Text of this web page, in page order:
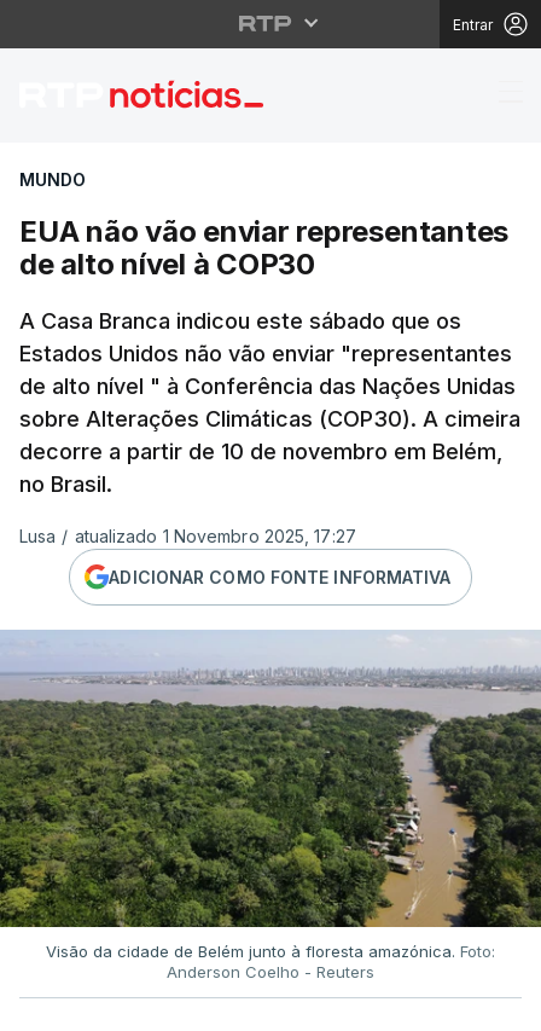
Entrar
EUA não vão enviar
MUNDO
EUA não vão enviar representantes
de alto nível à COP30
A Casa Branca indicou este sábado que os
Estados Unidos não vão enviar "representantes
de alto nível " à Conferência das Nações Unidas
sobre Alterações Climáticas (COP30). A cimeira
decorre a partir de 10 de novembro em Belém,
no Brasil.
Lusa / atualizado 1 Novembro 2025, 17:27
ADICIONAR COMO FONTE INFORMATIVA
Visão da cidade de Belém junto à floresta amazónica. Foto:
Anderson Coelho - Reuters